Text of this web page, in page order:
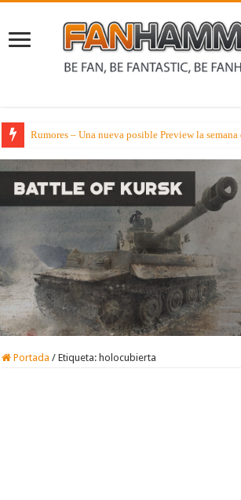
Rumores – Una nueva posible Preview la
Portada / Etiqueta: holocubierta